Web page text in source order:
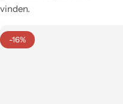
vinden.
-16%